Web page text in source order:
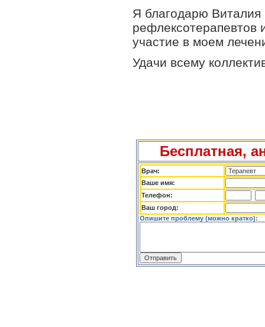
Я благодарю Виталия
рефлексотерапевтов
участие в моем
Удачи всему
Бесплатная,
Врач:
Ваше имя:
Телефон:
Ваш город:
Опишите проблему (можно кратко):